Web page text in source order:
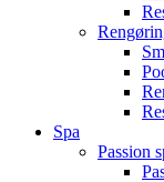
Spa
Passion